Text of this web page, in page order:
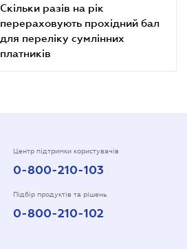
Скільки разів на рік
перераховують прохідний бал
для переліку сумлінних
платників
Центр підтримки користувачів
0-800-210-103
Підбір продуктів та рішень
0-800-210-102